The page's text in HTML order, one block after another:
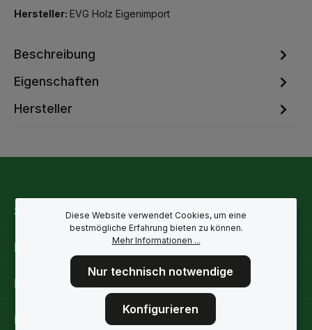
Hersteller: EVG Holz Eigenimport
Beschreibung
Eigenschaften
Hersteller
Service-Hotline
Rechtliche Hinweise
Informationen
Folge uns
Diese Website verwendet Cookies, um eine
bestmögliche Erfahrung bieten zu können.
Mehr Informationen ...
Nur technisch notwendige
Konfigurieren